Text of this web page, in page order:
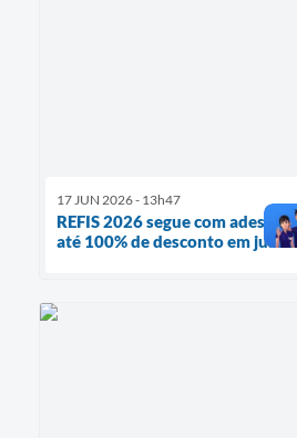
17 JUN 2026 - 13h47
REFIS 2026 segue com adesões
até 100% de desconto em juros